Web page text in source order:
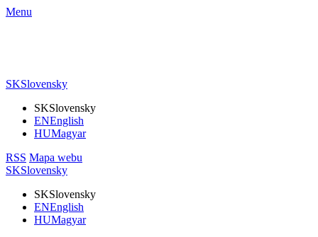
Menu
SKSlovensky
SKSlovensky
ENEnglish
HUMagyar
RSS Mapa webu
SKSlovensky
SKSlovensky
ENEnglish
HUMagyar